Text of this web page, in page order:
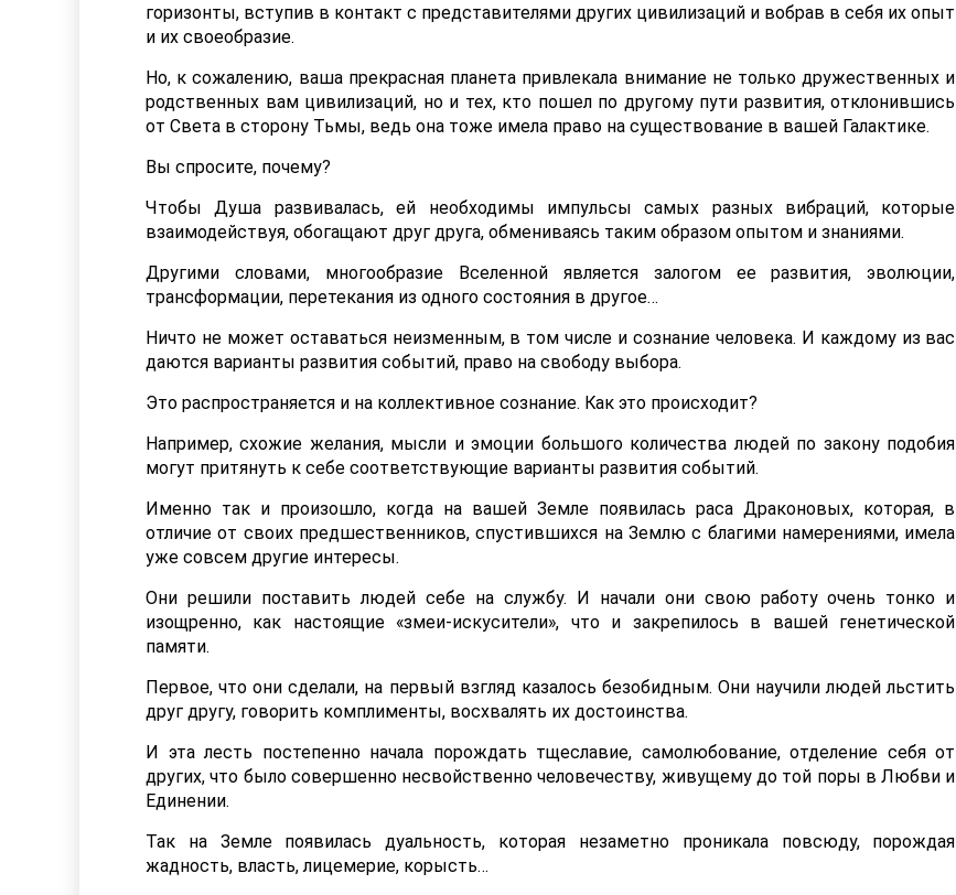
горизонты, вступив в контакт с представителями других цивилизаций и вобрав в себя их опыт
и их своеобразие.
Но, к сожалению, ваша прекрасная планета привлекала внимание не только дружественных и
родственных вам цивилизаций, но и тех, кто пошел по другому пути развития, отклонившись
от Света в сторону Тьмы, ведь она тоже имела право на существование в вашей Галактике.
Вы спросите, почему?
Чтобы Душа развивалась, ей необходимы импульсы самых разных вибраций, которые
взаимодействуя, обогащают друг друга, обмениваясь таким образом опытом и знаниями.
Другими словами, многообразие Вселенной является залогом ее развития, эволюции,
трансформации, перетекания из одного состояния в другое…
Ничто не может оставаться неизменным, в том числе и сознание человека. И каждому из вас
даются варианты развития событий, право на свободу выбора.
Это распространяется и на коллективное сознание. Как это происходит?
Например, схожие желания, мысли и эмоции большого количества людей по закону подобия
могут притянуть к себе соответствующие варианты развития событий.
Именно так и произошло, когда на вашей Земле появилась раса Драконовых, которая, в
отличие от своих предшественников, спустившихся на Землю с благими намерениями, имела
уже совсем другие интересы.
Они решили поставить людей себе на службу. И начали они свою работу очень тонко и
изощренно, как настоящие «змеи-искусители», что и закрепилось в вашей генетической
памяти.
Первое, что они сделали, на первый взгляд казалось безобидным. Они научили людей льстить
друг другу, говорить комплименты, восхвалять их достоинства.
И эта лесть постепенно начала порождать тщеславие, самолюбование, отделение себя от
других, что было совершенно несвойственно человечеству, живущему до той поры в Любви и
Единении.
Так на Земле появилась дуальность, которая незаметно проникала повсюду, порождая
жадность, власть, лицемерие, корысть…